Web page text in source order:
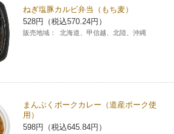
ン（店舗限定）
ねぎ塩豚カルビ弁当（もち麦）
528円（税込570.24円）
販売地域： 北海道、甲信越、北陸、沖縄
まんぷくポークカレー（道産ポーク使
用）
598円（税込645.84円）